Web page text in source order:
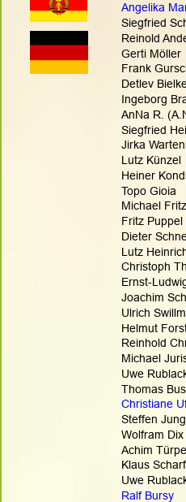
Angelika
Siegfried
Reinold
Gerti Möller
Frank
Detlev
Ingeborg
AnNa R.
Siegfried
Jirka
Lutz Künzel
Heiner
Topo Gioia
Michael
Fritz Puppel
Dieter
Lutz
Christoph
Ernst-
Joachim
Ulrich
Helmut
Reinhold
Michael
Uwe
Thomas
Christiane
Steffen
Wolfram Dix
Achim Türpe
Klaus
Uwe
Ralf Bursy